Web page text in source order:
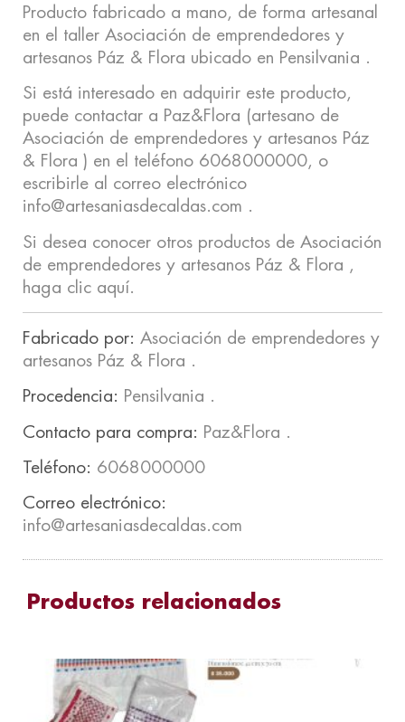
Producto fabricado a mano, de forma artesanal
en el taller Asociación de emprendedores y
artesanos Páz & Flora ubicado en Pensilvania .
Si está interesado en adquirir este producto,
puede contactar a Paz&Flora (artesano de
Asociación de emprendedores y artesanos Páz
& Flora ) en el teléfono 6068000000, o
escribirle al correo electrónico
info@artesaniasdecaldas.com .
Si desea conocer otros productos de Asociación
de emprendedores y artesanos Páz & Flora ,
haga clic aquí.
Fabricado por: Asociación de emprendedores y
artesanos Páz & Flora .
Procedencia: Pensilvania .
Contacto para compra: Paz&Flora .
Teléfono: 6068000000
Correo electrónico:
info@artesaniasdecaldas.com
Productos relacionados